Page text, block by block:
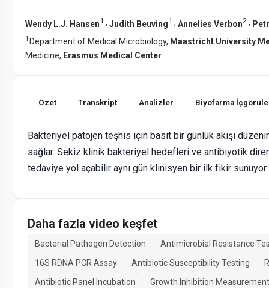
Wendy L.J. Hansen1 , Judith Beuving1 , Annelies Verbon2 ,
1 Department of Medical Microbiology, Maastricht University
Medicine, Erasmus Medical Center
Özet Transkript Analizler Biyofarma
Bakteriyel patojen teşhis için basit bir günlük akışı
sağlar. Sekiz klinik bakteriyel hedefleri ve antibiyotik
tedaviye yol açabilir aynı gün klinisyen bir ilk fikir sunuyor.
Daha fazla video keşfet
Bacterial Pathogen Detection
Antimicrobial Resistance
16S RDNA PCR Assay
Antibiotic Susceptibility Testing
Antibiotic Panel Incubation
Growth Inhibition Measurement